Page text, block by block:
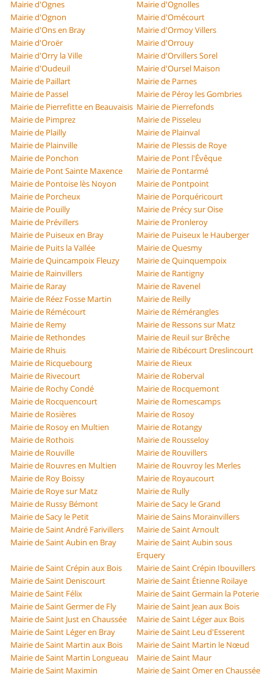
Mairie d'Ognes
Mairie d'Ognolles
Mairie d'Ognon
Mairie d'Omécourt
Mairie d'Ons en Bray
Mairie d'Ormoy Villers
Mairie d'Oroër
Mairie d'Orrouy
Mairie d'Orry la Ville
Mairie d'Orvillers Sorel
Mairie d'Oudeuil
Mairie d'Oursel Maison
Mairie de Paillart
Mairie de Parnes
Mairie de Passel
Mairie de Péroy les Gombries
Mairie de Pierrefitte en Beauvaisis Mairie de Pierrefonds
Mairie de Pimprez
Mairie de Pisseleu
Mairie de Plailly
Mairie de Plainval
Mairie de Plainville
Mairie de Plessis de Roye
Mairie de Ponchon
Mairie de Pont l'Évêque
Mairie de Pont Sainte Maxence
Mairie de Pontarmé
Mairie de Pontoise lès Noyon
Mairie de Pontpoint
Mairie de Porcheux
Mairie de Porquéricourt
Mairie de Pouilly
Mairie de Précy sur Oise
Mairie de Prévillers
Mairie de Pronleroy
Mairie de Puiseux en Bray
Mairie de Puiseux le Hauberger
Mairie de Puits la Vallée
Mairie de Quesmy
Mairie de Quincampoix Fleuzy
Mairie de Quinquempoix
Mairie de Rainvillers
Mairie de Rantigny
Mairie de Raray
Mairie de Ravenel
Mairie de Réez Fosse Martin
Mairie de Reilly
Mairie de Rémécourt
Mairie de Rémérangles
Mairie de Remy
Mairie de Ressons sur Matz
Mairie de Rethondes
Mairie de Reuil sur Brêche
Mairie de Rhuis
Mairie de Ribécourt Dreslincourt
Mairie de Ricquebourg
Mairie de Rieux
Mairie de Rivecourt
Mairie de Roberval
Mairie de Rochy Condé
Mairie de Rocquemont
Mairie de Rocquencourt
Mairie de Romescamps
Mairie de Rosières
Mairie de Rosoy
Mairie de Rosoy en Multien
Mairie de Rotangy
Mairie de Rothois
Mairie de Rousseloy
Mairie de Rouville
Mairie de Rouvillers
Mairie de Rouvres en Multien
Mairie de Rouvroy les Merles
Mairie de Roy Boissy
Mairie de Royaucourt
Mairie de Roye sur Matz
Mairie de Rully
Mairie de Russy Bémont
Mairie de Sacy le Grand
Mairie de Sacy le Petit
Mairie de Sains Morainvillers
Mairie de Saint André Farivillers
Mairie de Saint Arnoult
Mairie de Saint Aubin en Bray
Mairie de Saint Aubin sous
Erquery
Mairie de Saint Crépin aux Bois
Mairie de Saint Crépin Ibouvillers
Mairie de Saint Deniscourt
Mairie de Saint Étienne Roilaye
Mairie de Saint Félix
Mairie de Saint Germain la Poterie
Mairie de Saint Germer de Fly
Mairie de Saint Jean aux Bois
Mairie de Saint Just en Chaussée
Mairie de Saint Léger aux Bois
Mairie de Saint Léger en Bray
Mairie de Saint Leu d'Esserent
Mairie de Saint Martin aux Bois
Mairie de Saint Martin le Nœud
Mairie de Saint Martin Longueau
Mairie de Saint Maur
Mairie de Saint Maximin
Mairie de Saint Omer en Chaussée